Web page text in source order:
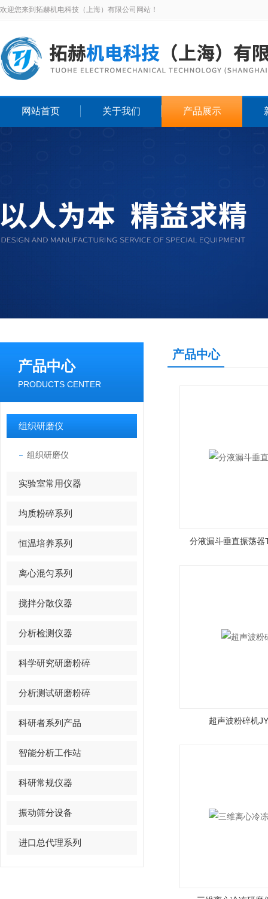
欢迎您来到拓赫机电科技（上海）有限公司网站！
网站首页 关于我们 产品展示
产品中心
PRODUCTS CENTER
组织研磨仪
组织研磨仪
实验室常用仪器
均质粉碎系列
恒温培养系列
离心混匀系列
搅拌分散仪器
分析检测仪器
科学研究研磨粉碎
分析测试研磨粉碎
科研者系列产品
智能分析工作站
科研常规仪器
振动筛分设备
进口总代理系列
产品中心
分液漏斗垂直振荡器
超声波粉碎机